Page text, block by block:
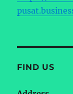
FIND US